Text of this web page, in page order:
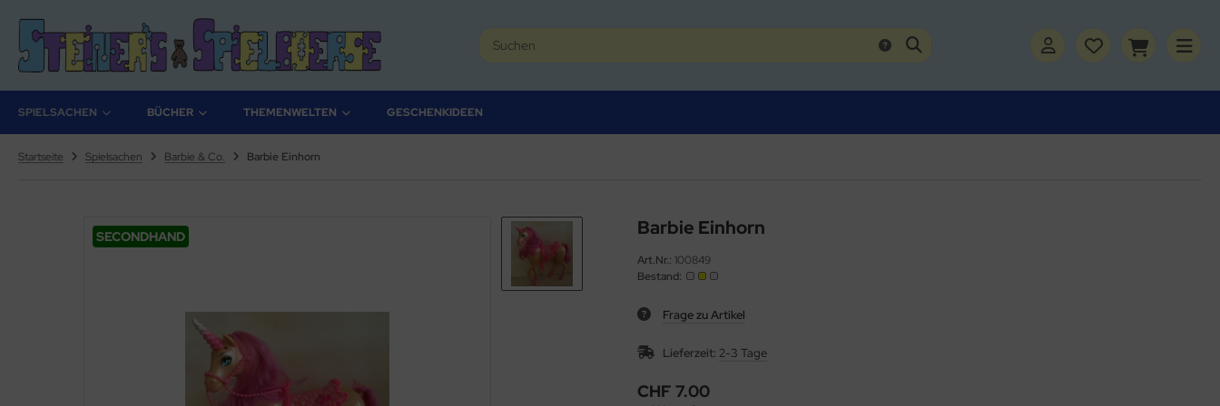
SPIELSACHEN BÜCHER THEMENWELTEN GESCHENKIDEEN
Startseite Spielsachen Barbie & Co. Barbie Einhorn
Barbie Einhorn
Art.Nr.: 100849
Bestand:
SECONDHAND
Frage zu Artikel
Lieferzeit: 2-3 Tage
CHF 7.00
ALLES ANZEIGEN AUS BÜCHER
ALLES ANZEIGEN AUS THEMENWELTEN